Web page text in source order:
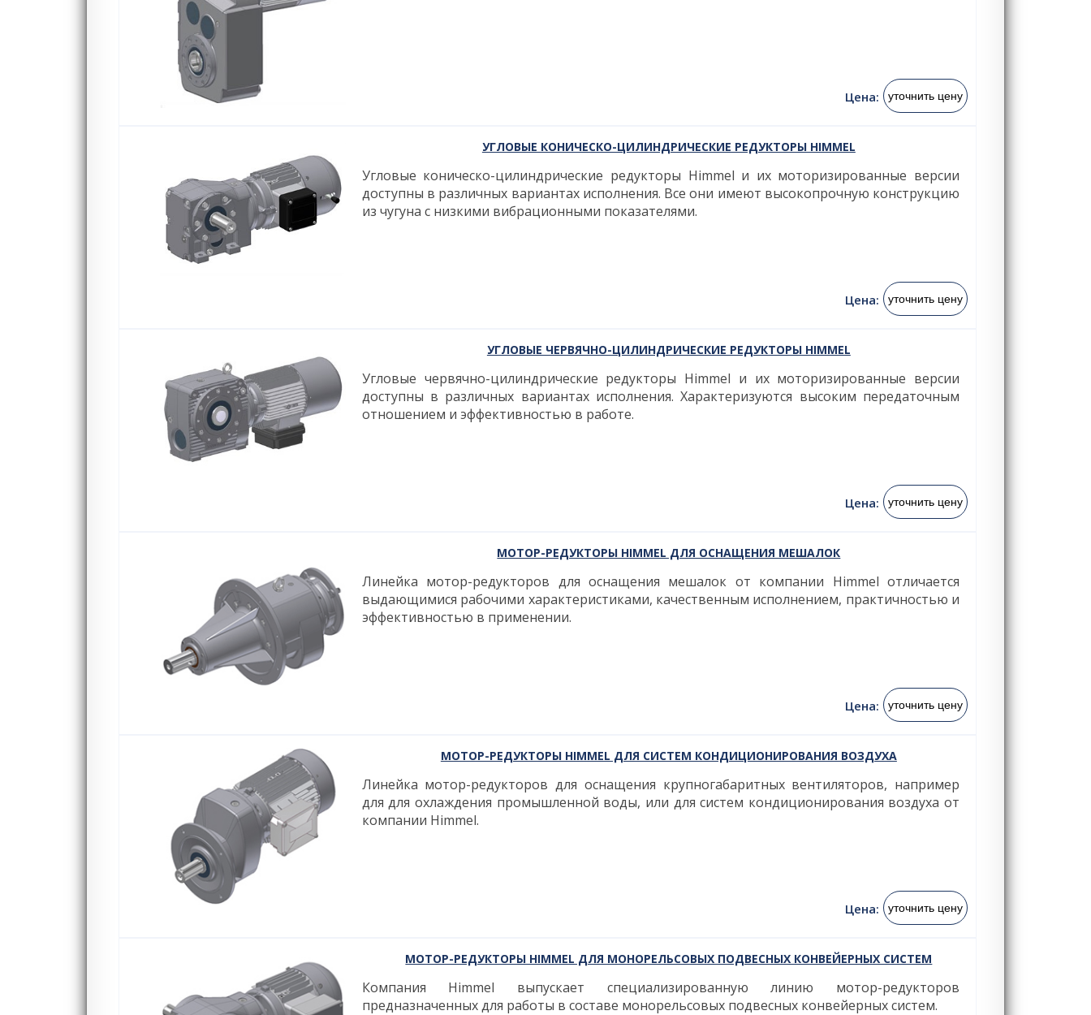
Цена: уточнить цену
Цена: уточнить цену
УГЛОВЫЕ КОНИЧЕСКО-ЦИЛИНДРИЧЕСКИЕ РЕДУКТОРЫ HIMMEL
Угловые коническо-цилиндрические редукторы Himmel и их моторизированные версии
доступны в различных вариантах исполнения. Все они имеют высокопрочную конструкцию
из чугуна с низкими вибрационными показателями.
Цена: уточнить цену
УГЛОВЫЕ ЧЕРВЯЧНО-ЦИЛИНДРИЧЕСКИЕ РЕДУКТОРЫ HIMMEL
Угловые червячно-цилиндрические редукторы Himmel и их моторизированные версии
доступны в различных вариантах исполнения. Характеризуются высоким передаточным
отношением и эффективностью в работе.
Цена: уточнить цену
МОТОР-РЕДУКТОРЫ HIMMEL ДЛЯ ОСНАЩЕНИЯ МЕШАЛОК
Линейка мотор-редукторов для оснащения мешалок от компании Himmel отличается
выдающимися рабочими характеристиками, качественным исполнением, практичностью и
эффективностью в применении.
Цена: уточнить цену
МОТОР-РЕДУКТОРЫ HIMMEL ДЛЯ СИСТЕМ КОНДИЦИОНИРОВАНИЯ ВОЗДУХА
Линейка мотор-редукторов для оснащения крупногабаритных вентиляторов, например
для для охлаждения промышленной воды, или для систем кондиционирования воздуха от
компании Himmel.
МОТОР-РЕДУКТОРЫ HIMMEL ДЛЯ МОНОРЕЛЬСОВЫХ ПОДВЕСНЫХ КОНВЕЙЕРНЫХ СИСТЕМ
Компания Himmel выпускает специализированную линию мотор-редукторов
предназначенных для работы в составе монорельсовых подвесных конвейерных систем.